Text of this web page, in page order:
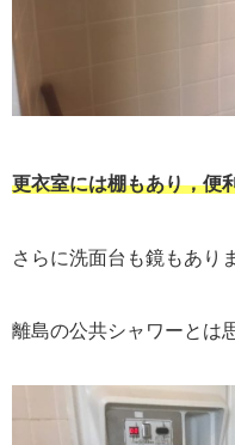
更衣室には棚もあり，便
さらに洗面台も鏡もあり
離島の公共シャワーとは